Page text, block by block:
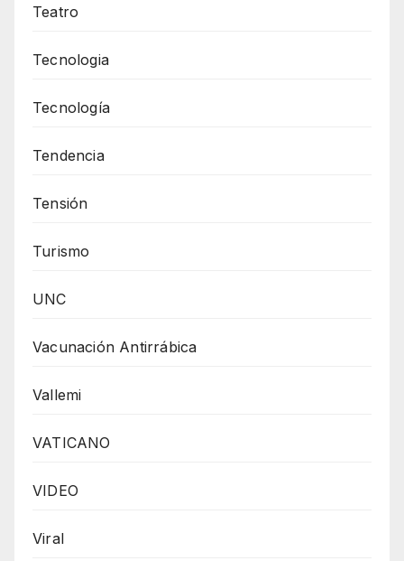
Teatro
Tecnologia
Tecnología
Tendencia
Tensión
Turismo
UNC
Vacunación Antirrábica
Vallemi
VATICANO
VIDEO
Viral